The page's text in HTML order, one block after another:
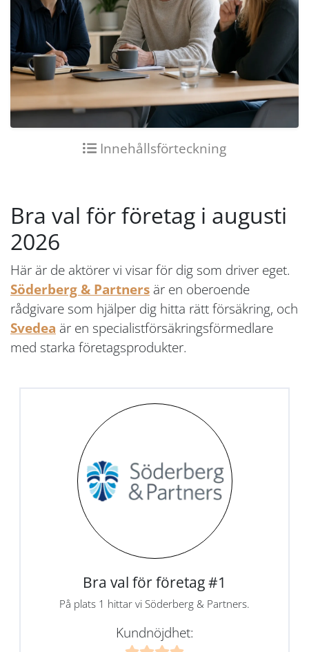
Innehållsförteckning
Bra val för företag i augusti
2026
Här är de aktörer vi visar för dig som driver eget.
Söderberg & Partners är en oberoende
rådgivare som hjälper dig hitta rätt försäkring, och
Svedea är en specialistförsäkringsförmedlare
med starka företagsprodukter.
Bra val för företag #1
På plats 1 hittar vi Söderberg & Partners.
Kundnöjdhet: